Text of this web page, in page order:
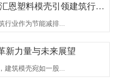
绿色施工新标杆 青岛迎汇恩塑料模壳引领建筑行业低碳转型
行业作为节能减排...
新力量与未来展望
建筑模壳宛如一股...